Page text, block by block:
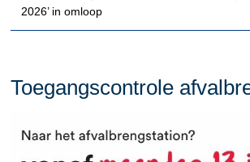
2026’ in omloop
Toegangscontrole